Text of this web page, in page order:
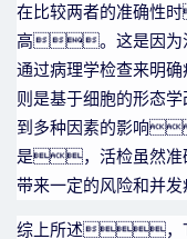
在比较两者的准确性
高。这是因为
通过病理学检查来明
则是基于细胞的形态
到多种因素的影响
是，活检虽然
带来一定的风险和并
综上所述，